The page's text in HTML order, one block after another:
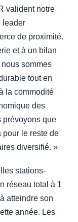
valident notre
leader
de proximité.
et à un bilan
sommes
tout en
la commodité
des
prévoyons que
pour le reste de
diversifié. »
stations-
réseau total à 1
atteindre son
année. Les